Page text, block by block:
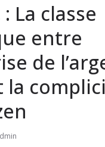
La classe
entre
de
la